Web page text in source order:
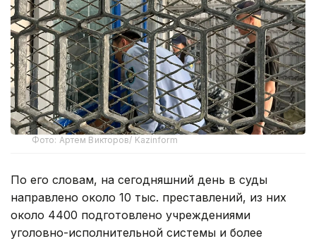
Фото: Артем Викторов/ Kazinform
По его словам, на сегодняшний день в суды
направлено около 10 тыс. преставлений, из них
около 4400 подготовлено учреждениями
уголовно-исполнительной системы и более